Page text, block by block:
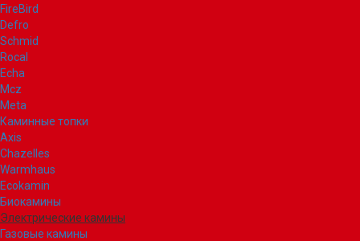
FireBird
Defro
Schmid
Rocal
Echa
Mcz
Meta
Каминные топки
Axis
Chazelles
Warmhaus
Ecokamin
Биокамины
Электрические камины
Газовые камины